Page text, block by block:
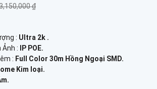
₫
: Ultra 2k .
:
IP POE.
: Full Color 30m Hồng Ngoại SMD.
Kim loại.